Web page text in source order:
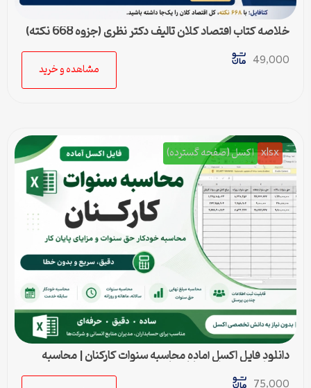
خلاصه کتاب اقتصاد کلان تالیف دکتر نظری (جزوه 668 نکته)
49,000
مشاهده و خرید
xlsx اکسل (صفحه گسترده)
دانلود فایل اکسل آماده محاسبه سنوات کارکنان | محاسبه
خودکار حق سنوات و پایان کار
75,000